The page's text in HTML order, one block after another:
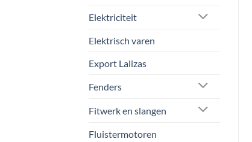
Elektriciteit
Elektrisch varen
Export Lalizas
Fenders
Fitwerk en slangen
Fluistermotoren